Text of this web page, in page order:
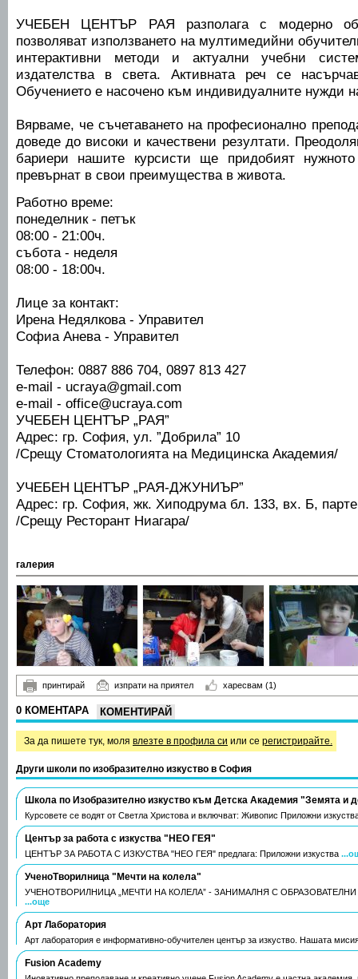
УЧЕБЕН ЦЕНТЪР РАЯ разполага с модерно
позволяват използването на мултимедийни
интерактивни методи и актуални учебни
издателства в света. Активната реч се
Обучението е насочено към индивидуалните нужди
Вярваме, че съчетаването на професионално
доведе до високи и качествени резултати.
бариери нашите курсисти ще придобият
превърнат в свои преимущества в живота.
Работно време:
понеделник - петък
08:00 - 21:00ч.
събота - неделя
08:00 - 18:00ч.
Лице за контакт:
Ирена Недялкова - Управител
Софиа Анева - Управител
Телефон: 0887 886 704, 0897
e-mail -
e-mail -
УЧЕБЕН ЦЕНТЪР „РАЯ”
Адрес: гр. София, ул. ”Добрила” 10
/Срещу Стоматологията на Медицинска Академия/
УЧЕБЕН ЦЕНТЪР „РАЯ-ДЖУНИЪР”
Адрес: гр. София, жк. Хиподрума бл. 133, вх. Б,
/Срещу Ресторант Ниагара/
галерия
принтирай изпрати на приятел харесвам (1)
0 КОМЕНТАРА КОМЕНТИРАЙ
За да пишете тук, моля влезте в профила си или се регистрирайте.
Други школи по изобразително изкуство в София
Школа по Изобразително изкуство към Детска Академия "Земята и
Курсовете се водят от Светла Христова и включват: Живопис Приложни
Център за работа с изкуства "НЕО ГЕЯ"
ЦЕНТЪР ЗА РАБОТА С ИЗКУСТВА "НЕО ГЕЯ" предлага: Приложни изкуства
УченоТворилница "Мечти на колела"
УЧЕНОТВОРИЛНИЦА „МЕЧТИ НА КОЛЕЛА” - ЗАНИМАЛНЯ С
...още
Арт Лаборатория
Арт лаборатория е информативно-обучителен център за изкуство. Нашата
Fusion Academy